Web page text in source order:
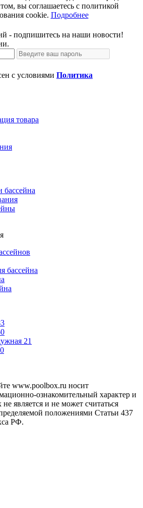
вы соглашаетесь с политикой
cookie.​​​​​​​ Подробнее
- подпишитесь на наши новости!
с условиями Политика
товара
бассейна
бассейна
21
www.poolbox.ru носит
ознакомительный характер и
является и не может считаться
положениями Статьи 437
РФ.